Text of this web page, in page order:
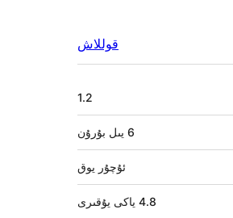
قوللاش
1.2
6 يىل بۇرۇن
ئۇچۇر يوق
4.8 ياكى يۇقىرى